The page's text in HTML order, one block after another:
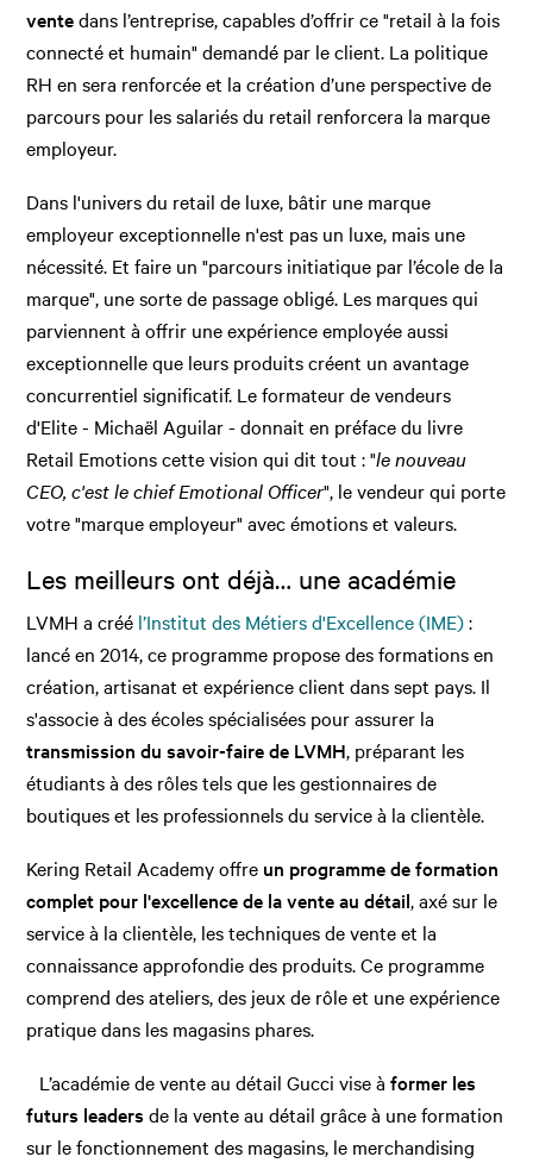
ventedans l’entreprise, capables d’offrir ce "retail à la fois
connecté et humain" demandé par le client. La politique
RH en sera renforcée et la création d’une perspective de
parcours pour les salariés du retail renforcera la marque
employeur.
Dans l'univers du retail de luxe, bâtir une marque
employeur exceptionnelle n'est pas un luxe, mais une
nécessité. Et faire un "parcours initiatique par l’école de la
marque", une sorte de passage obligé. Les marques qui
parviennent à offrir une expérience employée aussi
exceptionnelle que leurs produits créent un avantage
concurrentiel significatif. Le formateur de vendeurs
d'Elite - Michaël Aguilar - donnait en préface du livre
Retail Emotions cette vision qui dit tout : "le nouveau
CEO, c'est le chief Emotional Officer", le vendeur qui porte
votre "marque employeur" avec émotions et valeurs.
Les meilleurs ont déjà… une académie
LVMH a créé l’Institut des Métiers d'Excellence (IME):
lancé en 2014, ce programme propose des formations en
création, artisanat et expérience client dans sept pays. Il
s'associe à des écoles spécialisées pour assurer la
transmission du savoir-faire de LVMH, préparant les
étudiants à des rôles tels que les gestionnaires de
boutiques et les professionnels du service à la clientèle.
Kering Retail Academy offre un programme de formation
complet pour l'excellence de la vente au détail, axé sur le
service à la clientèle, les techniques de vente et la
connaissance approfondie des produits. Ce programme
comprend des ateliers, des jeux de rôle et une expérience
pratique dans les magasins phares.
L’académie de vente au détail Gucci vise àformer les
futurs leaders de la vente au détail grâce à une formation
sur le fonctionnement des magasins, le merchandising